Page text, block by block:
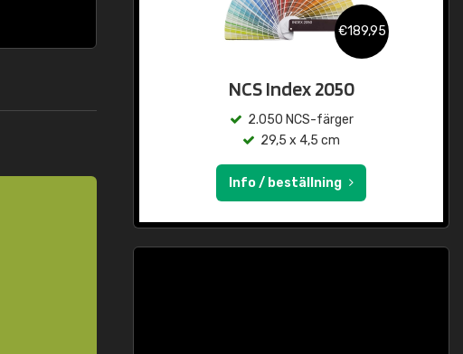
€189,95
NCS Index 2050
2.050 NCS-färger
29,5 x 4,5 cm
Info / beställning